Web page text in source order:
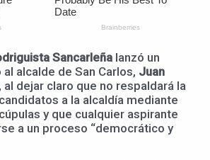
Sancarleña lanzó un
alcalde de San Carlos, Juan
, al dejar claro que no respaldará la
a la alcaldía mediante
y que cualquier aspirante
a un proceso “democrático y